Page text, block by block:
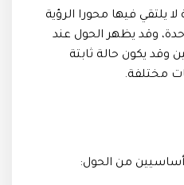
يلتقي فيها محورا الرؤية
وقد يظهر الحول عند
وقد يكون حالة ثابتة
مختلفة.
أساسيين من الحول: